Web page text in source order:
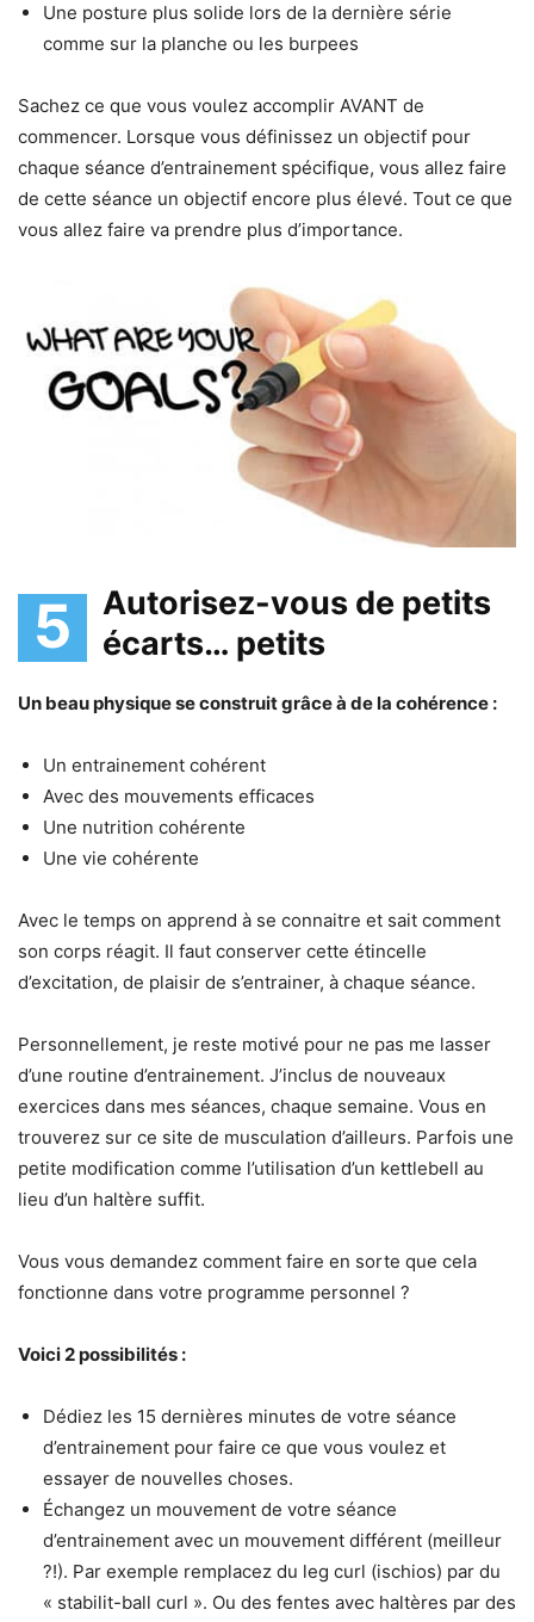
Une posture plus solide lors de la dernière série
comme sur la planche ou les burpees
Sachez ce que vous voulez accomplir AVANT de
commencer. Lorsque vous définissez un objectif pour
chaque séance d’entrainement spécifique, vous allez faire
de cette séance un objectif encore plus élevé. Tout ce que
vous allez faire va prendre plus d’importance.
5
Autorisez-vous de petits
écarts… petits
Un beau physique se construit grâce à de la cohérence :
Un entrainement cohérent
Avec des mouvements efficaces
Une nutrition cohérente
Une vie cohérente
Avec le temps on apprend à se connaitre et sait comment
son corps réagit. Il faut conserver cette étincelle
d’excitation, de plaisir de s’entrainer, à chaque séance.
Personnellement, je reste motivé pour ne pas me lasser
d’une routine d’entrainement. J’inclus de nouveaux
exercices dans mes séances, chaque semaine. Vous en
trouverez sur ce site de musculation d’ailleurs. Parfois une
petite modification comme l’utilisation d’un kettlebell au
lieu d’un haltère suffit.
Vous vous demandez comment faire en sorte que cela
fonctionne dans votre programme personnel ?
Voici 2 possibilités :
Dédiez les 15 dernières minutes de votre séance
d’entrainement pour faire ce que vous voulez et
essayer de nouvelles choses.
Échangez un mouvement de votre séance
d’entrainement avec un mouvement différent (meilleur
?!). Par exemple remplacez du leg curl (ischios) par du
« stabilit-ball curl ». Ou des fentes avec haltères par des